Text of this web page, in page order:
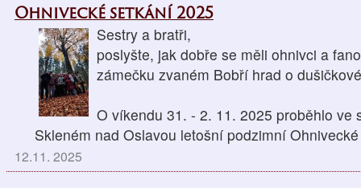
Ohnivecké setkání 2025
Sestry a bratři,
poslyšte, jak dobře se měli ohnivci a
zámečku zvaném Bobří hrad o
O víkendu 31. - 2. 11. 2025 proběhlo ve
Skleném nad Oslavou letošní podzimní
12.11. 2025